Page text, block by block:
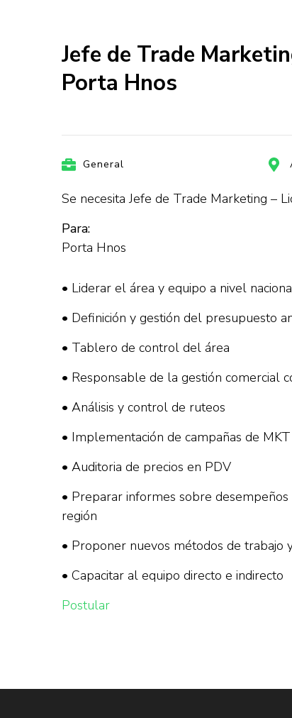
Jefe de Trade
Porta Hnos
General
Se necesita Jefe de Trade Marketing –
Para:
Porta Hnos
• Liderar el área y equipo a nivel
• Definición y gestión del presupuesto
• Tablero de control del área
• Responsable de la gestión comercial
• Análisis y control de ruteos
• Implementación de campañas de
• Auditoria de precios en PDV
• Preparar informes sobre
región
• Proponer nuevos métodos de trabajo
• Capacitar al equipo directo e indirecto
Postular